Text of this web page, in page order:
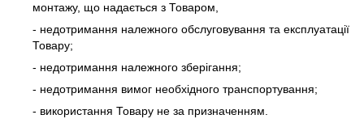
монтажу, що надається з Товаром,
- недотримання належного обслуговування та експлуатації
Товару;
- недотримання належного зберігання;
- недотримання вимог необхідного транспортування;
- використання Товару не за призначенням.